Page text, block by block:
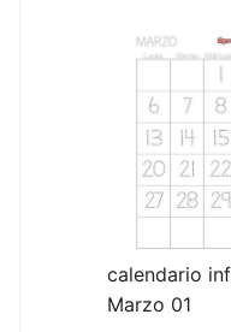
calendario
Marzo 01